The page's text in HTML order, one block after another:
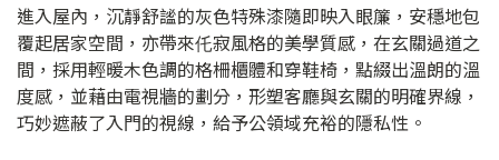
進入屋內，沉靜舒謐的灰色特殊漆隨即映入眼簾，安穩地包
覆起居家空間，亦帶來仛寂風格的美學質感，在玄關過道之
間，採用輕暖木色調的格柵櫃體和穿鞋椅，點綴出溫朗的溫
度感，並藉由電視牆的劃分，形塑客廳與玄關的明確界線，
巧妙遮蔽了入門的視線，給予公領域充裕的隱私性。